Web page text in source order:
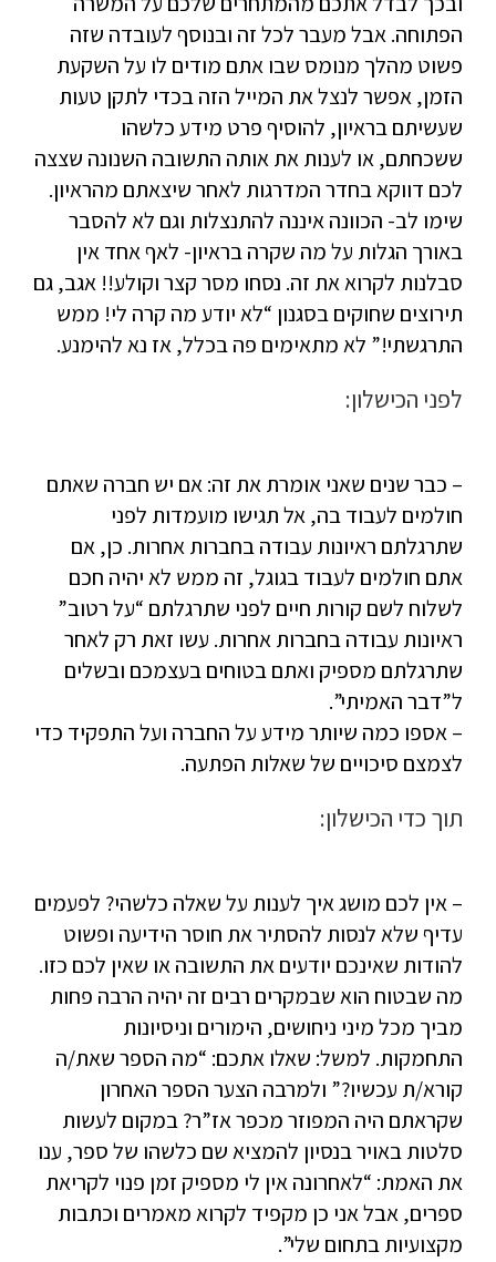
הפתוחה. אבל מעבר לכל זה ובנוסף לעובדה שזה
פשוט מהלך מנומס שבו אתם מודים לו על השקעת
הזמן, אפשר לנצל את המייל הזה בכדי לתקן טעות
שעשיתם בראיון, להוסיף פרט מידע כלשהו
ששכחתם, או לענות את אותה התשובה השנונה שצצה
לכם דווקא בחדר המדרגות לאחר שיצאתם מהראיון.
שימו לב- הכוונה איננה להתנצלות וגם לא להסבר
באורך הגלות על מה שקרה בראיון- לאף אחד אין
סבלנות לקרוא את זה. נסחו מסר קצר וקולע!! אגב, גם
תירוצים שחוקים בסגנון “לא יודע מה קרה לי! ממש
התרגשתי!” לא מתאימים פה בכלל, אז נא להימנע.
לפני הכישלון:
– כבר שנים שאני אומרת את זה: אם יש חברה שאתם
חולמים לעבוד בה, אל תגישו מועמדות לפני
שתרגלתם ראיונות עבודה בחברות אחרות. כן, אם
אתם חולמים לעבוד בגוגל, זה ממש לא יהיה חכם
לשלוח לשם קורות חיים לפני שתרגלתם “על רטוב”
ראיונות עבודה בחברות אחרות. עשו זאת רק לאחר
שתרגלתם מספיק ואתם בטוחים בעצמכם ובשלים
ל”דבר האמיתי”.
– אספו כמה שיותר מידע על החברה ועל התפקיד כדי
לצמצם סיכויים של שאלות הפתעה.
תוך כדי הכישלון:
– אין לכם מושג איך לענות על שאלה כלשהי? לפעמים
עדיף שלא לנסות להסתיר את חוסר הידיעה ופשוט
להודות שאינכם יודעים את התשובה או שאין לכם כזו.
מה שבטוח הוא שבמקרים רבים זה יהיה הרבה פחות
מביך מכל מיני ניחושים, הימורים וניסיונות
התחמקות. למשל: שאלו אתכם: “מה הספר שאת/ה
קורא/ת עכשיו?” ולמרבה הצער הספר האחרון
שקראתם היה המפוזר מכפר אז”ר? במקום לעשות
סלטות באויר בנסיון להמציא שם כלשהו של ספר, ענו
את האמת: “לאחרונה אין לי מספיק זמן פנוי לקריאת
ספרים, אבל אני כן מקפיד לקרוא מאמרים וכתבות
מקצועיות בתחום שלי”.